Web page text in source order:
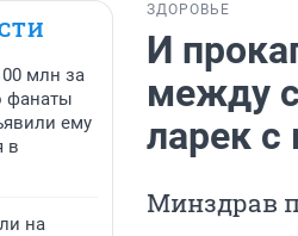
млн за
фанаты
ему
в
на
ЗДОРОВЬЕ
И
между
ларек с
Минздрав